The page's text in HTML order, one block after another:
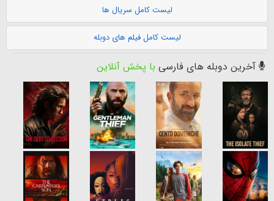
لیست کامل سریال ها
لیست کامل فیلم های دوبله
آخرین دوبله های فارسی با پخش آنلاین